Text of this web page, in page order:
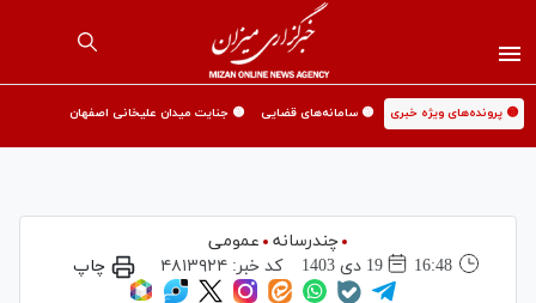
🟡 پرونده‌های ویژه خبری 🟡 سامانه‌های قضایی 🟡 جنایت میدان علیخانی اصفهان
چندرسانه
عمومی
16:48
19 دی 1403 کد خبر:۴۸۱۳۹۲۴ چاپ